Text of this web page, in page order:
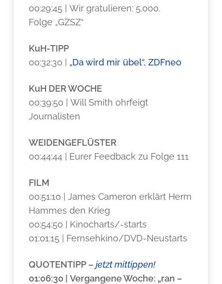
00:29:45 | Wir gratulieren: 5.000.
Folge „GZSZ“
KuH-TIPP
00:32:30 | „Da wird mir übel“, ZDFneo
KuH DER WOCHE
00:39:50 | Will Smith ohrfeigt
Journalisten
WEIDENGEFLÜSTER
00:44:44 | Eurer Feedback zu Folge 111
FILM
00:51:10 | James Cameron erklärt Herrn
Hammes den Krieg
00:54:50 | Kinocharts/-starts
01:01:15 | Fernsehkino/DVD-Neustarts
QUOTENTIPP –jetzt mittippen!
01:06:30 | Vergangene Woche: „ran –